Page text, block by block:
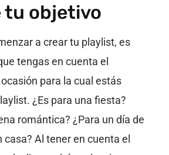
tu objetivo
a crear tu playlist, es
tengas en cuenta el
para la cual estás
¿Es para una fiesta?
romántica? ¿Para un día de
casa? Al tener en cuenta el